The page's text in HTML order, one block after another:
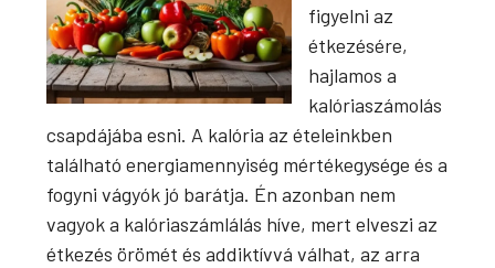
figyelni az
étkezésére,
hajlamos a
kalóriaszámolás
csapdájába esni. A kalória az ételeinkben
található energiamennyiség mértékegysége és a
fogyni vágyók jó barátja. Én azonban nem
vagyok a kalóriaszámlálás híve, mert elveszi az
étkezés örömét és addiktívvá válhat, az arra